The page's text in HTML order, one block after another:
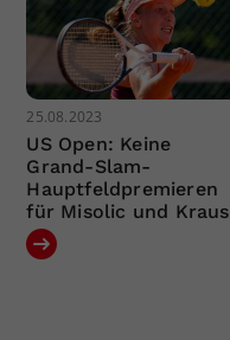
25.08.2023
US Open: Keine
Grand-Slam-
Hauptfeldpremieren
für Misolic und Kraus